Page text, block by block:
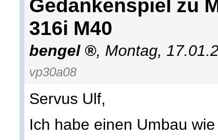
Gedankenspiel zu
316i M40
bengel , Montag,
vp30a08
Servus Ulf,
Ich habe einen Umbau